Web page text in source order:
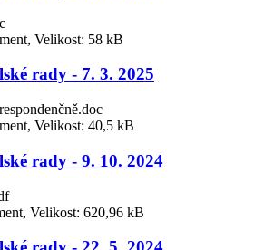
Velikost: 58 kB
rady - 7. 3. 2025
Velikost: 40,5 kB
rady - 9. 10. 2024
Velikost: 620,96 kB